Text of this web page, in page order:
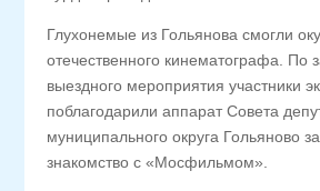
Глухонемые из Гольянова смогли
отечественного кинематографа. По
выездного мероприятия участники
поблагодарили аппарат Совета
муниципального округа Гольяново
знакомство с «Мосфильмом».